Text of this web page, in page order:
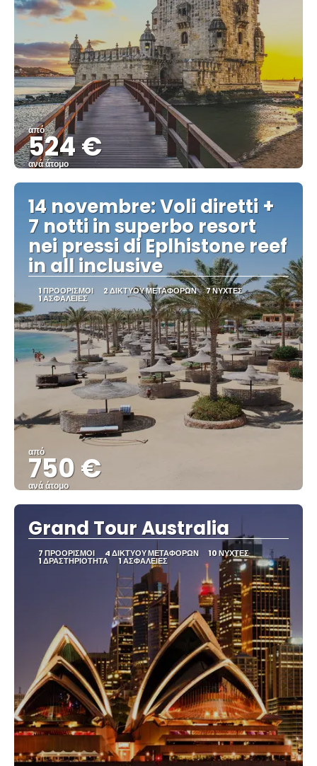
από
524 €
ανά άτομο
Βλέπω
14 novembre: Voli diretti +
7 notti in superbo resort
nei pressi di Eplhistone reef
in all inclusive
1 ΠΡΟΟΡΙΣΜΟΊ 2 ΔΙΚΤΎΟΥ ΜΕΤΑΦΟΡΏΝ 7 ΝΎΧΤΕΣ
1 ΑΣΦΆΛΕΙΕΣ
από
750 €
ανά άτομο
Βλέπω
Grand Tour Australia
7 ΠΡΟΟΡΙΣΜΟΊ 4 ΔΙΚΤΎΟΥ ΜΕΤΑΦΟΡΏΝ 10 ΝΎΧΤΕΣ
1 ΔΡΑΣΤΗΡΙΌΤΗΤΑ 1 ΑΣΦΆΛΕΙΕΣ